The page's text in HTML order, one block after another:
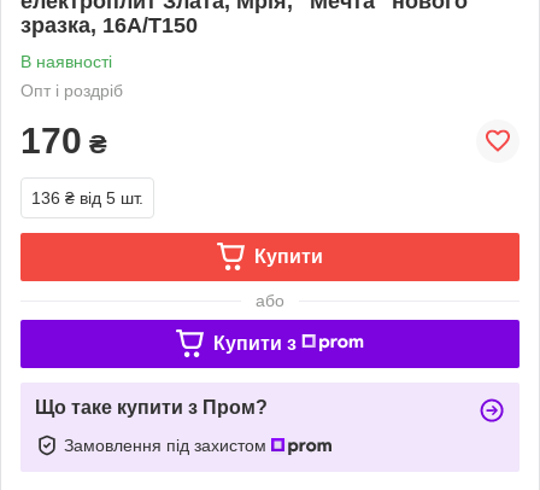
зразка, 16А/Т150
В наявності
Опт і роздріб
170 ₴
136 ₴ від 5 шт.
Купити
або
Купити з
Що таке купити з Пром?
Замовлення під захистом